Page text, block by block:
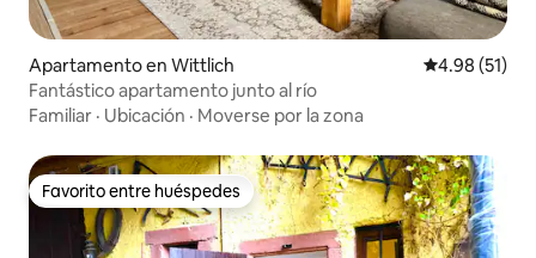
Apartamento en Wittlich Calificación
4.98 (51)
Fantástico apartamento junto al río
Familiar · Ubicación · Moverse por la zona
Favorito entre huéspedes
Favorito entre huéspedes